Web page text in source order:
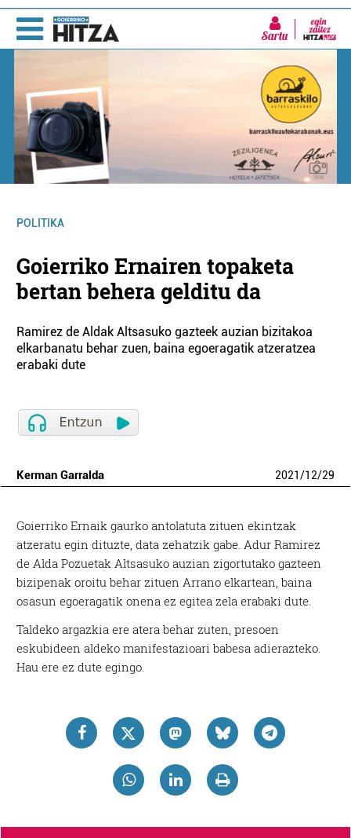
Sartu
POLITIKA
Goierriko Ernairen topaketa
bertan behera gelditu da
Ramirez de Aldak Altsasuko gazteek auzian bizitakoa
elkarbanatu behar zuen, baina egoeragatik atzeratzea
erabaki dute
Kerman Garralda 2021/12/29
Goierriko Ernaik gaurko antolatuta zituen ekintzak
atzeratu egin dituzte, data zehatzik gabe. Adur Ramirez
de Alda Pozuetak Altsasuko auzian zigortutako gazteen
bizipenak oroitu behar zituen Arrano elkartean, baina
osasun egoeragatik onena ez egitea zela erabaki dute.
Taldeko argazkia ere atera behar zuten, presoen
eskubideen aldeko manifestazioari babesa adierazteko.
Hau ere ez dute egingo.